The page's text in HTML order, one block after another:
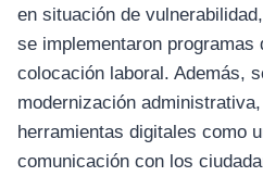
en situación de
se implementaron programas
colocación laboral. Además,
modernización
herramientas digitales como
comunicación con los